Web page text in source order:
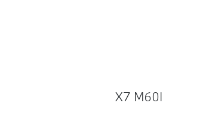
X7 M60I